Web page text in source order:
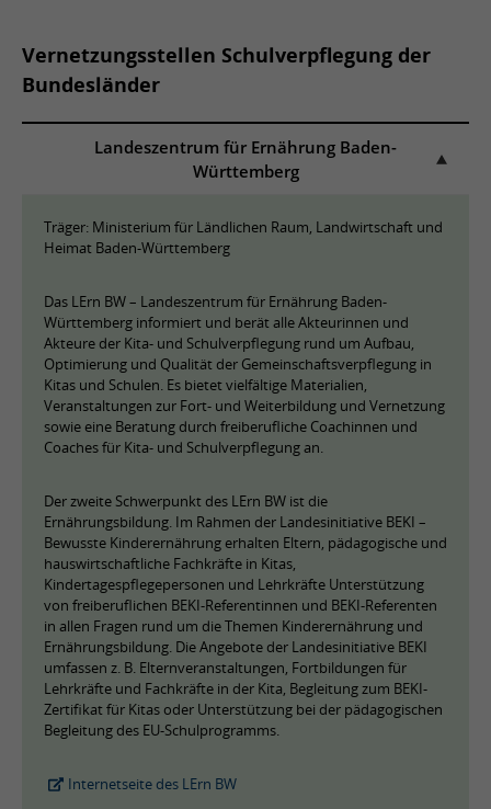
Vernetzungsstellen Schulverpflegung der
Bundesländer
Landeszentrum für Ernährung Baden-
Württemberg
Träger: Ministerium für Ländlichen Raum, Landwirtschaft und
Heimat Baden-Württemberg
Das LErn BW – Landeszentrum für Ernährung Baden-
Württemberg informiert und berät alle Akteurinnen und
Akteure der Kita- und Schulverpflegung rund um Aufbau,
Optimierung und Qualität der Gemeinschaftsverpflegung in
Kitas und Schulen. Es bietet vielfältige Materialien,
Veranstaltungen zur Fort- und Weiterbildung und Vernetzung
sowie eine Beratung durch freiberufliche Coachinnen und
Coaches für Kita- und Schulverpflegung an.
Der zweite Schwerpunkt des LErn BW ist die
Ernährungsbildung. Im Rahmen der Landesinitiative BEKI –
Bewusste Kinderernährung erhalten Eltern, pädagogische und
hauswirtschaftliche Fachkräfte in Kitas,
Kindertagespflegepersonen und Lehrkräfte Unterstützung
von freiberuflichen BEKI-Referentinnen und BEKI-Referenten
in allen Fragen rund um die Themen Kinderernährung und
Ernährungsbildung. Die Angebote der Landesinitiative BEKI
umfassen z. B. Elternveranstaltungen, Fortbildungen für
Lehrkräfte und Fachkräfte in der Kita, Begleitung zum BEKI-
Zertifikat für Kitas oder Unterstützung bei der pädagogischen
Begleitung des EU-Schulprogramms.
Internetseite des LErn BW